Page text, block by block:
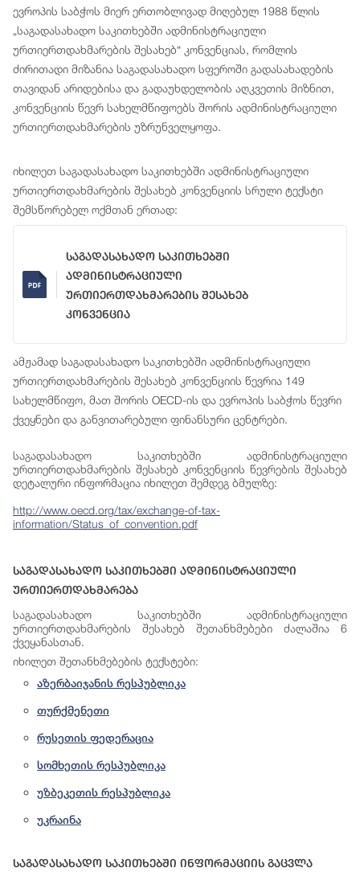
ევროპის საბჭოს მიერ ერთობლივად მიღებულ 1988 წლის
„საგადასახადო საკითხებში ადმინისტრაციული
ურთიერთდახმარების შესახებ“ კონვენციას, რომლის
ძირითადი მიზანია საგადასახადო სფეროში გადასახადების
თავიდან არიდებისა და გადაუხდელობის აღკვეთის მიზნით,
კონვენციის წევრ სახელმწიფოებს შორის ადმინისტრაციული
ურთიერთდახმარების უზრუნველყოფა.
იხილეთ საგადასახადო საკითხებში ადმინისტრაციული
ურთიერთდახმარების შესახებ კონვენციის სრული ტექსტი
შემსწორებელ ოქმთან ერთად:
Საგადასახადო Საკითხებში
Ადმინისტრაციული
Ურთიერთდახმარების Შესახებ
Კონვენცია
ამჟამად საგადასახადო საკითხებში ადმინისტრაციული
ურთიერთდახმარების შესახებ კონვენციის წევრია 149
სახელმწიფო, მათ შორის OECD-ის და ევროპის საბჭოს წევრი
ქვეყნები და განვითარებული ფინანსური ცენტრები.
საგადასახადო საკითხებში ადმინისტრაციული
ურთიერთდახმარების შესახებ კონვენციის წევრების შესახებ
დეტალური ინფორმაცია იხილეთ შემდეგ ბმულზე:
http://www.oecd.org/tax/exchange-of-tax-
information/Status_of_convention.pdf
Საგადასახადო Საკითხებში Ადმინისტრაციული
Ურთიერთდახმარება
საგადასახადო საკითხებში ადმინისტრაციული
ურთიერთდახმარების შესახებ შეთანხმებები ძალაშია 6
ქვეყანასთან.
იხილეთ შეთანხმებების ტექსტები:
აზერბაიჯანის რესპუბლიკა
თურქმენეთი
რუსეთის ფედერაცია
სომხეთის რესპუბლიკა
უზბეკეთის რესპუბლიკა
უკრაინა
Საგადასახადო Საკითხებში Ინფორმაციის Გაცვლა